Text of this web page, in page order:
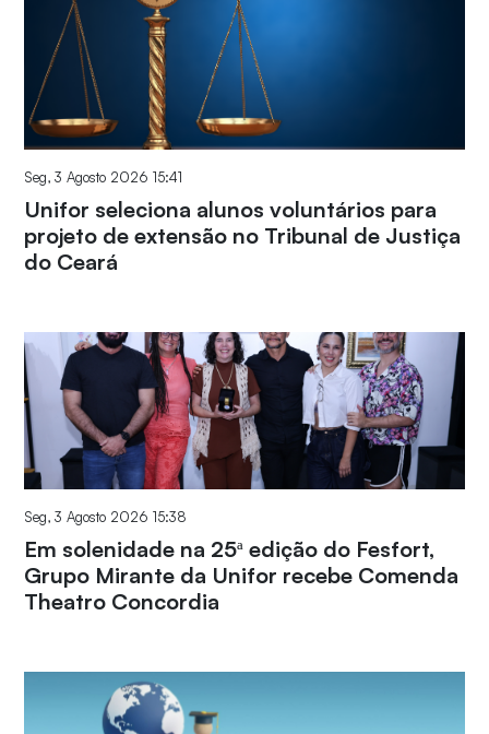
Seg, 3 Agosto 2026 15:41
Unifor seleciona alunos voluntários para
projeto de extensão no Tribunal de Justiça
do Ceará
Seg, 3 Agosto 2026 15:38
Em solenidade na 25ª edição do Fesfort,
Grupo Mirante da Unifor recebe Comenda
Theatro Concordia